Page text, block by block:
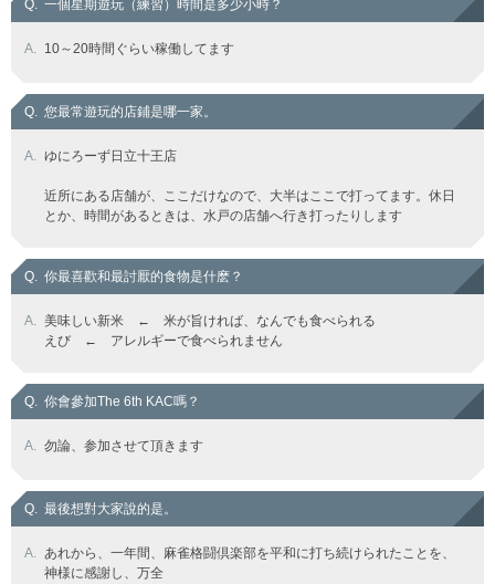
Q. 一個星期遊玩（練習）時間是多少小時？
A. 10～20時間ぐらい稼働してます
Q. 您最常遊玩的店鋪是哪一家。
A. ゆにろーず日立十王店
近所にある店舗が、ここだけなので、大半はここで打ってます。休日
とか、時間があるときは、水戸の店舗へ行き打ったりします
Q. 你最喜歡和最討厭的食物是什麽？
A. 美味しい新米 ← 米が旨ければ、なんでも食べられる
えび ← アレルギーで食べられません
Q. 你會參加The 6th KAC嗎？
A. 勿論、参加させて頂きます
Q. 最後想對大家說的是。
A. あれから、一年間、麻雀格闘倶楽部を平和に打ち続けられたことを、
神様に感謝し、万全